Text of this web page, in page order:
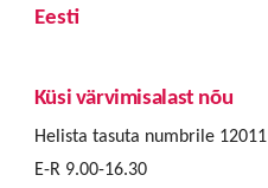
Eesti
Küsi värvimisalast nõu
Helista tasuta numbrile 12011
E-R 9.00-16.30